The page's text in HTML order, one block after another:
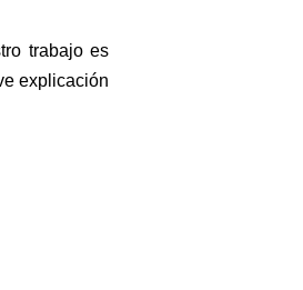
trabajo es
explicación